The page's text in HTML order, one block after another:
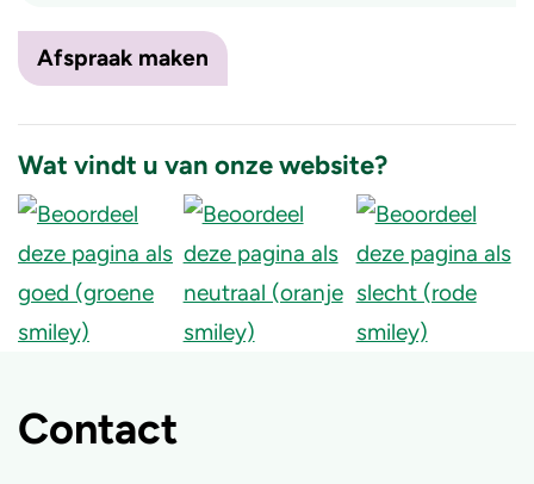
Afspraak maken
Wat vindt u van onze website?
Contact